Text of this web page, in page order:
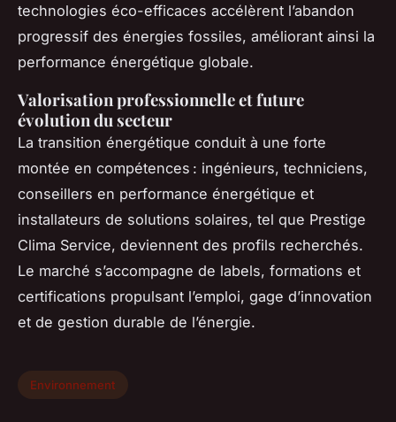
technologies éco-efficaces accélèrent l’abandon
progressif des énergies fossiles, améliorant ainsi la
performance énergétique globale.
Valorisation professionnelle et future
évolution du secteur
La transition énergétique conduit à une forte
montée en compétences : ingénieurs, techniciens,
conseillers en performance énergétique et
installateurs de solutions solaires, tel que Prestige
Clima Service, deviennent des profils recherchés.
Le marché s’accompagne de labels, formations et
certifications propulsant l’emploi, gage d’innovation
et de gestion durable de l’énergie.
Environnement